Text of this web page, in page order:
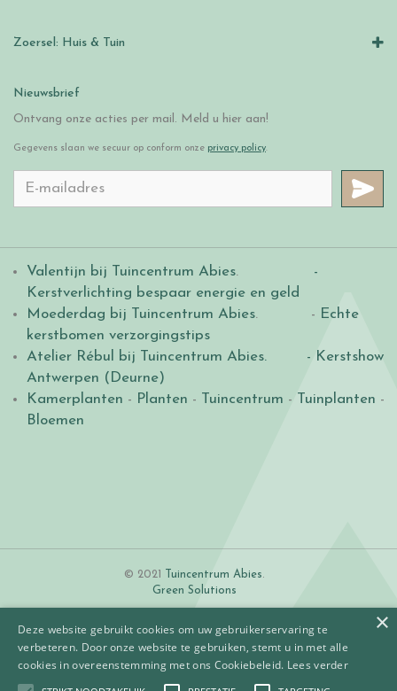
Zoersel: Huis & Tuin
Nieuwsbrief
Ontvang onze acties per mail. Meld u hier aan!
Gegevens slaan we secuur op conform onze privacy policy.
Valentijn bij Tuincentrum Abies.
-
Kerstverlichting bespaar energie en geld
Moederdag bij Tuincentrum Abies. - Echte
kerstbomen verzorgingstips
Atelier Rébul bij Tuincentrum Abies.
- Kerstshow
Antwerpen (Deurne)
Kamerplanten - Planten - Tuincentrum - Tuinplanten -
Bloemen
© 2021 Tuincentrum Abies.
Green Solutions
×
Deze website gebruikt cookies om uw gebruikerservaring te
verbeteren. Door onze website te gebruiken, stemt u in met alle
cookies in overeenstemming met ons Cookiebeleid. Lees verder